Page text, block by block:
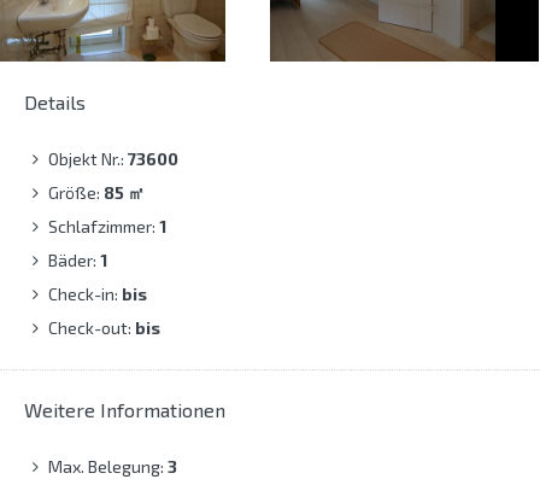
Details
Objekt Nr.: 73600
Größe: 85 ㎡
Schlafzimmer: 1
Bäder: 1
Check-in: bis
Check-out: bis
Weitere Informationen
Max. Belegung: 3